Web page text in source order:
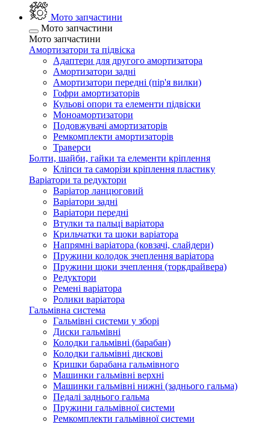
Мото запчастини
Мото запчастини
Мото запчастини
Амортизатори та підвіска
Адаптери для другого амортизатора
Амортизатори задні
Амортизатори передні (пір'я вилки)
Гофри амортизаторів
Кульові опори та елементи підвіски
Моноамортизатори
Подовжувачі амортизаторів
Ремкомплекти амортизаторів
Траверси
Болти, шайби, гайки та елементи кріплення
Кліпси та саморізи кріплення пластику
Варіатори та редуктори
Варіатор ланцюговий
Варіатори задні
Варіатори передні
Втулки та пальці варіатора
Крильчатки та щоки варіатора
Напрямні варіатора (ковзачі, слайдери)
Пружини колодок зчеплення варіатора
Пружини щоки зчеплення (торкдрайвера)
Редуктори
Ремені варіатора
Ролики варіатора
Гальмівна система
Гальмівні системи у зборі
Диски гальмівні
Колодки гальмівні (барабан)
Колодки гальмівні дискові
Кришки барабана гальмівного
Машинки гальмівні верхні
Машинки гальмівні нижні (заднього гальма)
Педалі заднього гальма
Пружини гальмівної системи
Ремкомплекти гальмівної системи